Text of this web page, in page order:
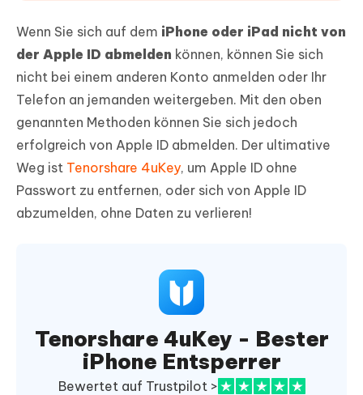
Wenn Sie sich auf dem iPhone oder iPad nicht von
der Apple ID abmelden können, können Sie sich
nicht bei einem anderen Konto anmelden oder Ihr
Telefon an jemanden weitergeben. Mit den oben
genannten Methoden können Sie sich jedoch
erfolgreich von Apple ID abmelden. Der ultimative
Weg ist Tenorshare 4uKey, um Apple ID ohne
Passwort zu entfernen, oder sich von Apple ID
abzumelden, ohne Daten zu verlieren!
Tenorshare 4uKey - Bester
iPhone Entsperrer
Bewertet auf Trustpilot >